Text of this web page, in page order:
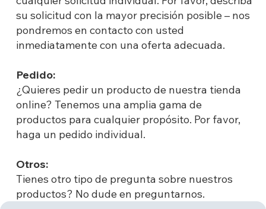
su solicitud con la mayor precisión posible – nos
pondremos en contacto con usted
inmediatamente con una oferta adecuada.
Pedido:
¿Quieres pedir un producto de nuestra tienda
online? Tenemos una amplia gama de
productos para cualquier propósito. Por favor,
haga un pedido individual.
Otros:
Tienes otro tipo de pregunta sobre nuestros
productos? No dude en preguntarnos.